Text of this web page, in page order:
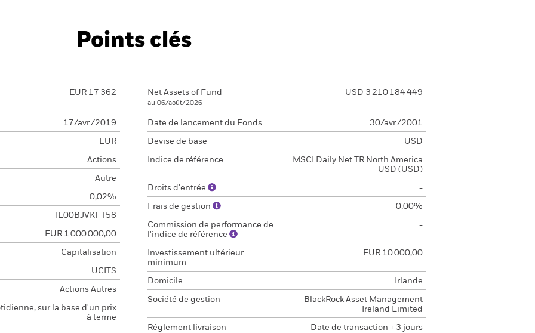
Points clés
EUR 17 362
17/avr./2019
EUR
Actions
Autre
0,02%
IE00BJVKFT58
EUR 1 000 000,00
Capitalisation
UCITS
Actions Autres
sur la base d'un prix
à terme
Net Assets of Fund
au 06/août/2026
USD 3 210 184 449
Date de lancement du Fonds 30/avr./2001
Devise de base USD
Indice de référence
MSCI Daily Net TR North America
USD (USD)
Droits d'entrée -
Frais de gestion 0,00%
Commission de performance de
l'indice de référence
-
Investissement ultérieur
minimum
EUR 10 000,00
Domicile Irlande
Société de gestion
BlackRock Asset Management
Ireland Limited
Réglement livraison Date de transaction + 3 jours